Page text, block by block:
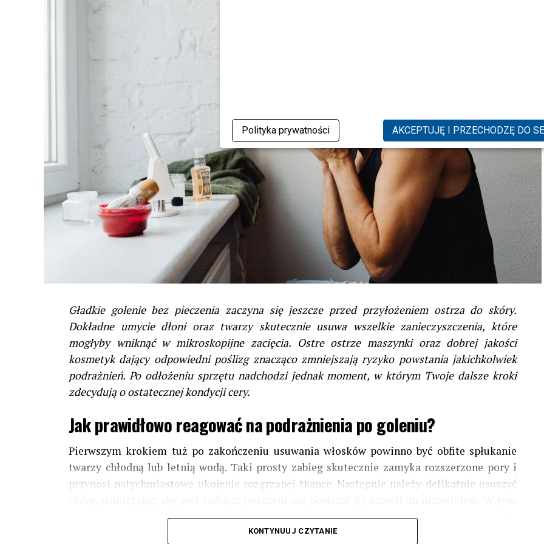
Polityka prywatności AKCEPTUJĘ I PRZECHODZĘ DO
Gładkie golenie bez pieczenia zaczyna się jeszcze przed przyłożeniem ostrza do skóry.
Dokładne umycie dłoni oraz twarzy skutecznie usuwa wszelkie zanieczyszczenia, które
mogłyby wniknąć w mikroskopijne zacięcia. Ostre ostrze maszynki oraz dobrej jakości
kosmetyk dający odpowiedni poślizg znacząco zmniejszają ryzyko powstania jakichkolwiek
podrażnień. Po odłożeniu sprzętu nadchodzi jednak moment, w którym Twoje dalsze kroki
zdecydują o ostatecznej kondycji cery.
Jak prawidłowo reagować na podrażnienia po goleniu?
Pierwszym krokiem tuż po zakończeniu usuwania włosków powinno być obfite spłukanie
twarzy chłodną lub letnią wodą. Taki prosty zabieg skutecznie zamyka rozszerzone pory i
przynosi natychmiastowe ukojenie rozgrzanej tkance. Następnie należy delikatnie osuszyć
celu najlepiej sprawdzi sięczysty ręcznik bawełnianylub jednorazowy
, który całkowicie eliminuje ryzyko przeniesienia groźnych bakterii. Dopiero na
KONTYNUUJ CZYTANIE